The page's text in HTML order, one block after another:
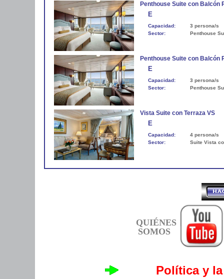
Penthouse Suite con Balcón
E
Capacidad:
3 persona/s
Sector:
Penthouse
Penthouse Suite con Balcón
E
Capacidad:
3 persona/s
Sector:
Penthouse
Vista Suite con Terraza VS
E
Capacidad:
4 persona/s
Sector:
Suite Vista
QUIÉNES
SOMOS
Política y